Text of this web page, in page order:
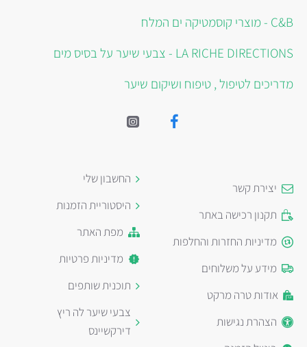
C&B - מוצרי קוסמטיקה ים המלח
LA RICHE DIRECTIONS - צבעי שיער על בסיס מים
מדריכים לטיפול , טיפוח ושיקום שיער
יצירת קשר
תקנון רכישה באתר
מדיניות החזרות והחלפות
מידע על משלוחים
אודות טרה מרקט
הצהרת נגישות
החשבון שלי
היסטוריית הזמנות
מפת האתר
מדיניות פרטיות
תוכנית שותפים
צבעי שיער לה ריץ
דירקשיינס